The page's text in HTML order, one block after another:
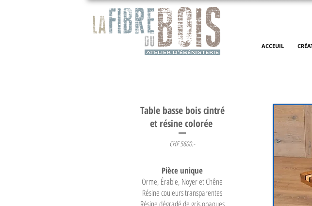
ACCEUIL
Table basse bois cintré
et résine colorée
CHF 5600.-
Pièce unique
Orme, Érable, Noyer et Chêne
Résine couleurs transparentes